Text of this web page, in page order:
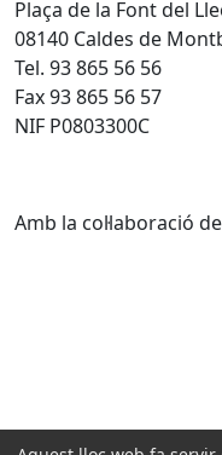
Plaça de la Font del
08140 Caldes de
Tel. 93 865 56 56
Fax 93 865 56 57
NIF P0803300C
Amb la col·laboració